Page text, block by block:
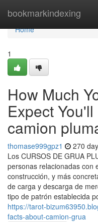
bookmarkindexing
Home
Home
1
How Much
Expect
camion
thomase999gpz1 270
Los CURSOS DE GRUA
personas relacionadas con
construcción, y más
de carga y descarga de
tipo de patrón establecida
https://tarot-
facts-about-camion-grua